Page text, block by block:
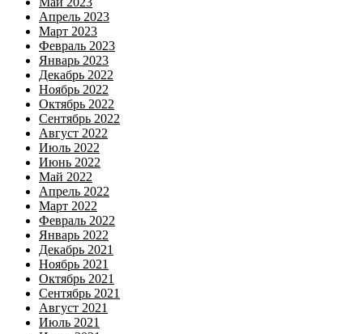
Апрель 2023
Март 2023
Февраль 2023
Январь 2023
Декабрь 2022
Ноябрь 2022
Октябрь 2022
Сентябрь 2022
Август 2022
Июль 2022
Июнь 2022
Май 2022
Апрель 2022
Март 2022
Февраль 2022
Январь 2022
Декабрь 2021
Ноябрь 2021
Октябрь 2021
Сентябрь 2021
Август 2021
Июль 2021